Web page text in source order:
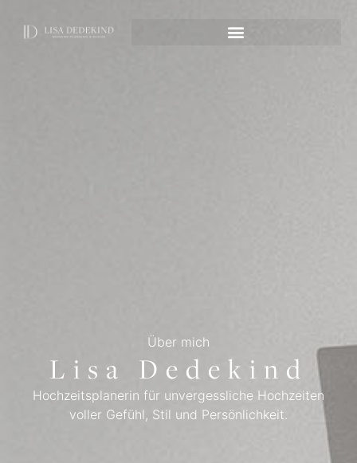
Über mich
Lisa Dedekind
Hochzeitsplanerin für unvergessliche Hochzeiten
voller Gefühl, Stil und Persönlichkeit.